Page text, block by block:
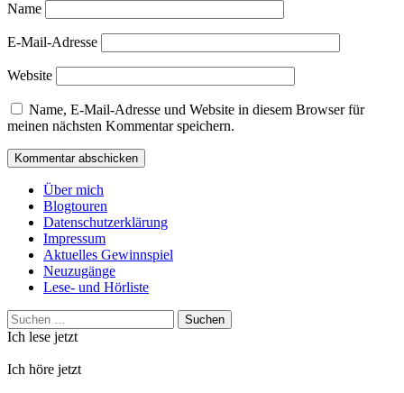
Name
E-Mail-Adresse
Website
Name, E-Mail-Adresse und Website in diesem Browser für
meinen nächsten Kommentar speichern.
Über mich
Blogtouren
Datenschutzerklärung
Impressum
Aktuelles Gewinnspiel
Neuzugänge
Lese- und Hörliste
Suchen
nach:
Ich lese jetzt
Ich höre jetzt